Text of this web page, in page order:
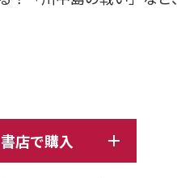
店で購入